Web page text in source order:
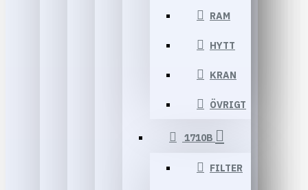
RAM
HYTT
KRAN
ÖVRIGT
1710B
FILTER